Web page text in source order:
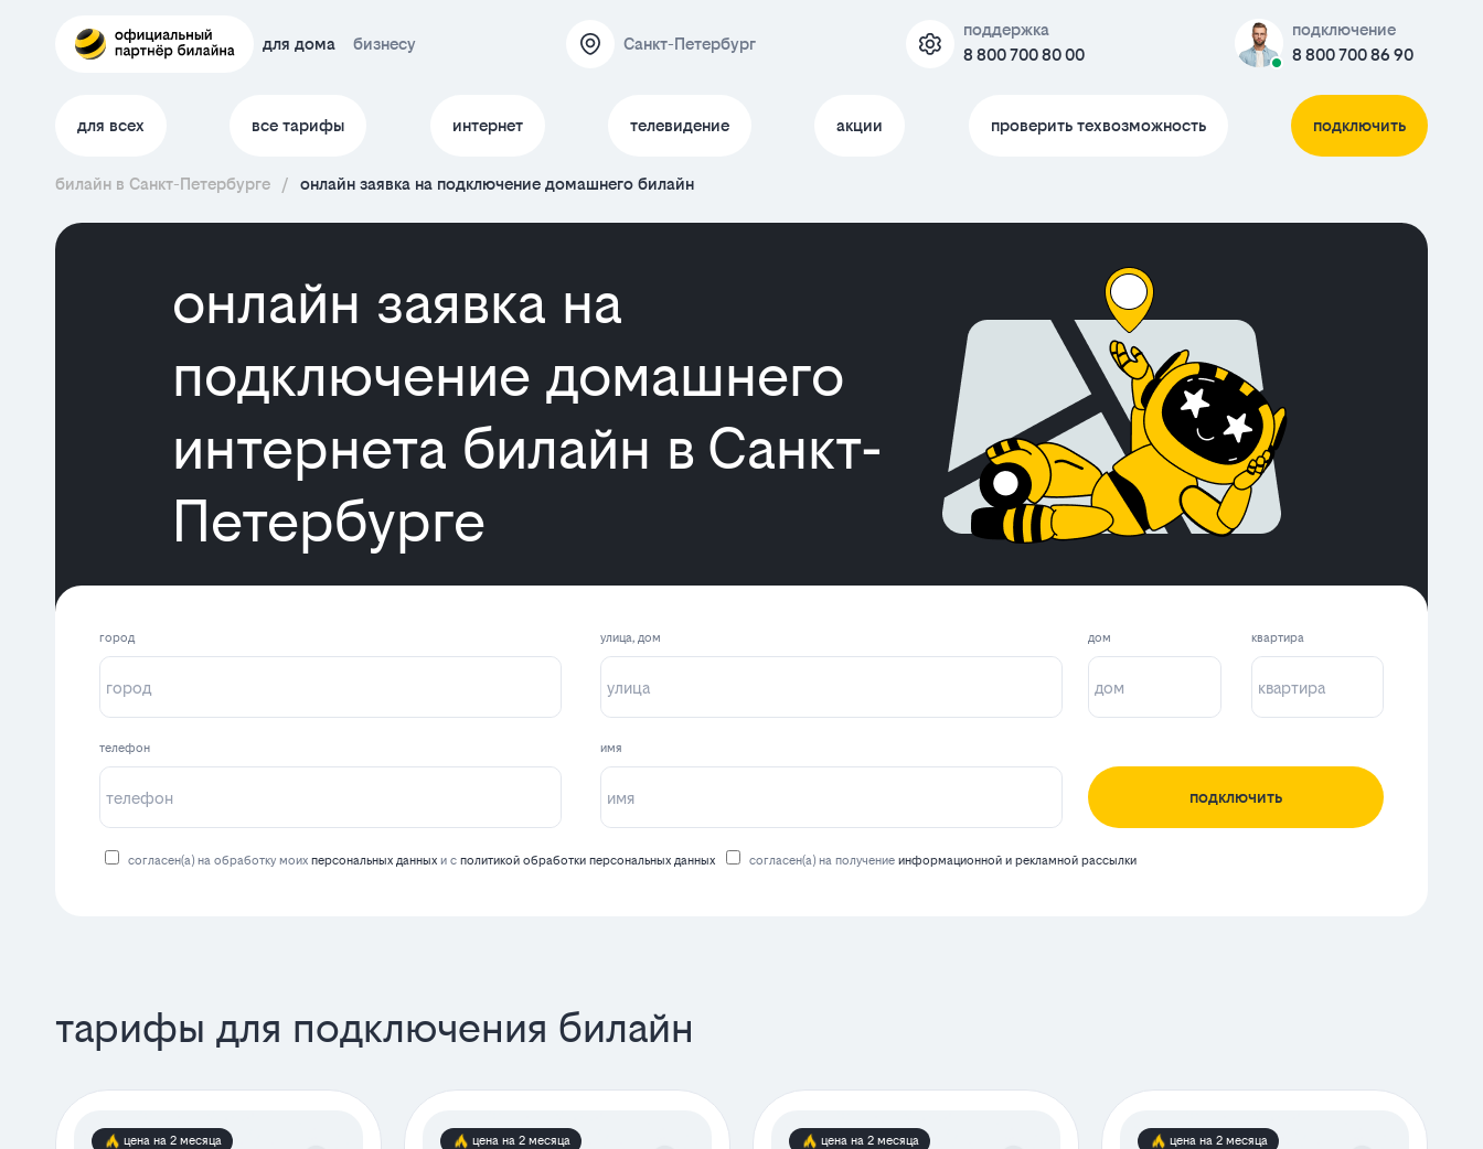
для дома бизнесу Санкт-Петербург
поддержка
8 800 700 80 00
подключение
8 800 700 86 90
для всех все тарифы интернет телевидение акции проверить техвозможность подключить
билайн в Санкт-Петербурге / онлайн заявка на подключение домашнего билайн
онлайн заявка на
подключение домашнего
интернета билайн в Санкт-
Петербурге
город улица, дом
телефон имя
дом квартира
подключить
согласен(а) на обработку моих персональных данных и с политикой обработки персональных данных согласен(а) на получение информационной и рекламной рассылки
тарифы для подключения билайн
цена на 2 месяца цена на 2 месяца цена на 2 месяца цена на 2 месяца